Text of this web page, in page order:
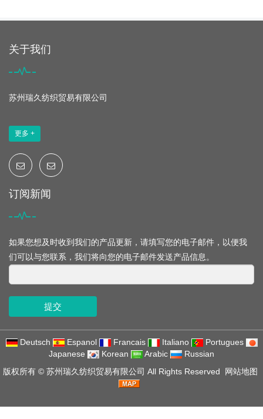
关于我们
苏州瑞久纺织贸易有限公司
更多 +
订阅新闻
如果您想及时收到我们的产品更新，请填写您的电子邮件，以便我
们可以与您联系，我们将向您的电子邮件发送产品信息。
提交
Deutsch Espanol Francais Italiano
Portugues
Japanese
Korean Arabic
Russian
版权所有 © 苏州瑞久纺织贸易有限公司 All Rights Reserved 网站地图